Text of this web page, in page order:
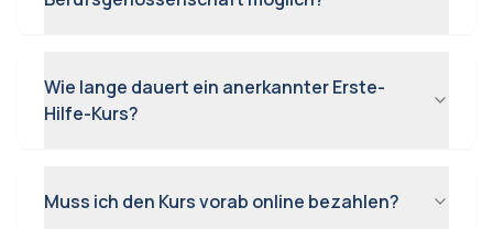
Wie lange dauert ein anerkannter Erste-
Hilfe-Kurs?
Muss ich den Kurs vorab online bezahlen?